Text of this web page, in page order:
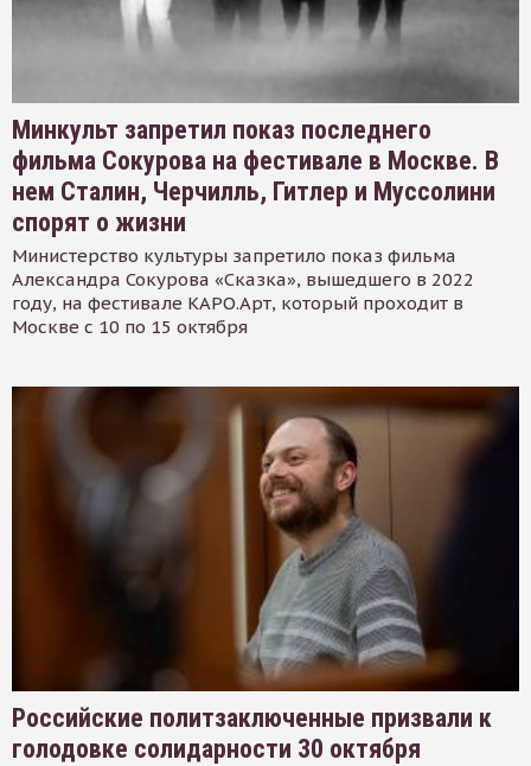
Минкульт запретил показ последнего
фильма Сокурова на фестивале в Москве. В
нем Сталин, Черчилль, Гитлер и Муссолини
спорят о жизни
Министерство культуры запретило показ фильма
Александра Сокурова «Сказка», вышедшего в 2022
году, на фестивале КАРО.Арт, который проходит в
Москве с 10 по 15 октября
Российские политзаключенные призвали к
голодовке солидарности 30 октября